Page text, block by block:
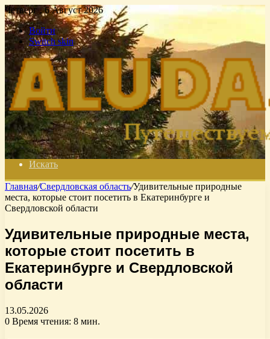
Четверг , 6 Август 2026
Войти
Switch skin
Искать
Главная/Свердловская область/Удивительные природные
места, которые стоит посетить в Екатеринбурге и
Свердловской области
Удивительные природные места,
которые стоит посетить в
Екатеринбурге и Свердловской
области
13.05.2026
0 Время чтения: 8 мин.